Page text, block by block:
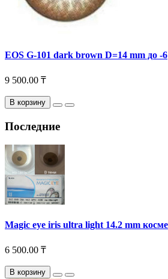
EOS G-101 dark brown D=14 mm до -6
9 500.00 ₸
В корзину
Последние
Magic eye iris ultra light 14.2 mm
6 500.00 ₸
В корзину